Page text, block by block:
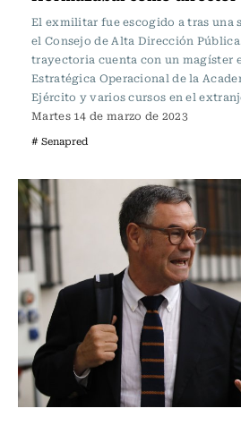
El exmilitar fue escogido a tras una
el Consejo de Alta Dirección
trayectoria cuenta con un magíster
Estratégica Operacional de la
Ejército y varios cursos en el
Martes 14 de marzo de 2023
# Senapred